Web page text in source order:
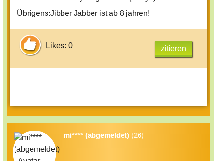
Übrigens:Jibber Jabber ist ab 8 jahren!
Likes: 0 zitieren
mi**** (abgemeldet) (26)